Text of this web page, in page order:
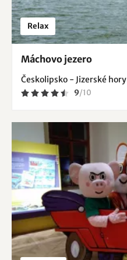
Relax
Máchovo jezero
Českolipsko - Jizerské hory
9/10